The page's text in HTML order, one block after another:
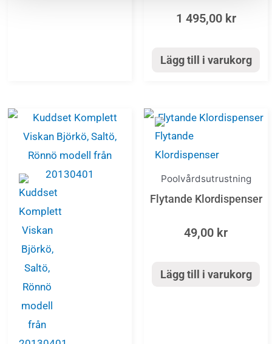
1 495,00 kr
Lägg till i varukorg
Poolvårdsutrustning
Flytande Klordispenser
49,00 kr
Lägg till i varukorg